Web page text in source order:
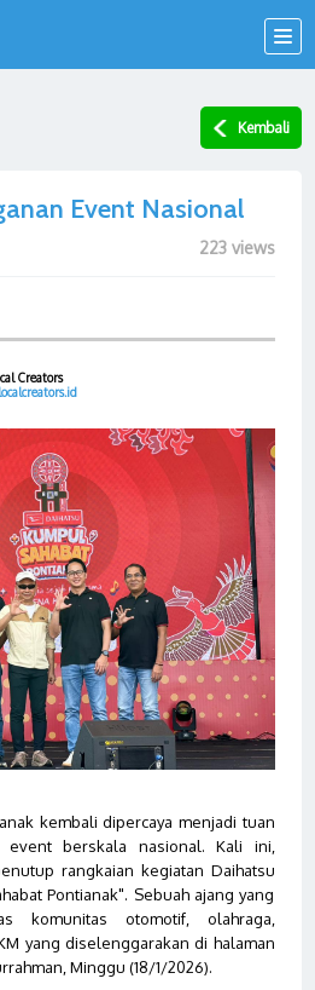
Kembali
Event Nasional
223 views
Creators
kembali dipercaya menjadi tuan
event berskala nasional. Kali ini,
rangkaian kegiatan Daihatsu
Pontianak". Sebuah ajang yang
komunitas otomotif, olahraga,
yang diselenggarakan di halaman
Minggu (18/1/2026).